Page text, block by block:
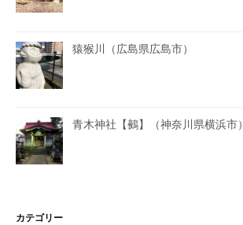
猿猴川（広島県広島市）
青木神社【鵺】（神奈川県横浜市）
カテゴリー